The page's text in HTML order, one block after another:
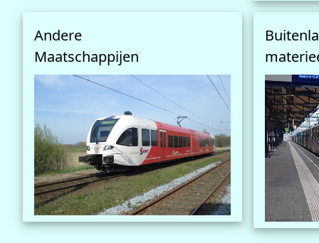
Andere
Maatschappijen